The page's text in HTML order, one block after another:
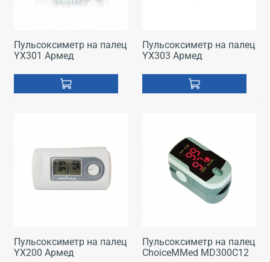
Пульсоксиметр на палец
YX301 Армед
Пульсоксиметр на палец
YX303 Армед
Пульсоксиметр на палец
YX200 Армед
Пульсоксиметр на палец
ChoiceMMed MD300C12